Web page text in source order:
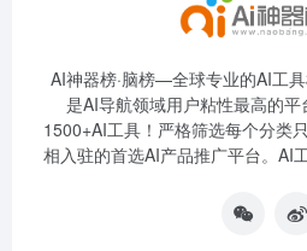
AI神器榜·脑榜—全球专业的AI工
是AI导航领域用户粘性最高的
1500+AI工具！严格筛选每个分类
相入驻的首选AI产品推广平台。AI